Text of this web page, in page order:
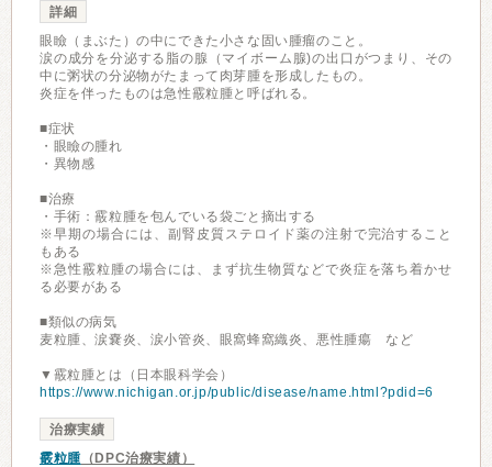
詳細
眼瞼（まぶた）の中にできた小さな固い腫瘤のこと。
涙の成分を分泌する脂の腺（マイボーム腺)の出口がつまり、その
中に粥状の分泌物がたまって肉芽腫を形成したもの。
炎症を伴ったものは急性霰粒腫と呼ばれる。
■症状
・眼瞼の腫れ
・異物感
■治療
・手術：霰粒腫を包んでいる袋ごと摘出する
※早期の場合には、副腎皮質ステロイド薬の注射で完治すること
もある
※急性霰粒腫の場合には、まず抗生物質などで炎症を落ち着かせ
る必要がある
■類似の病気
麦粒腫、涙嚢炎、涙小管炎、眼窩蜂窩織炎、悪性腫瘍 など
▼霰粒腫とは（日本眼科学会）
https://www.nichigan.or.jp/public/disease/name.html?pdid=6
治療実績
霰粒腫（DPC治療実績）